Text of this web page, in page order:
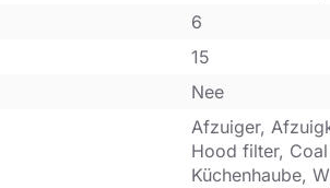
6
15
Nee
Afzuiger,
Hood filter,
Küchenhaube,